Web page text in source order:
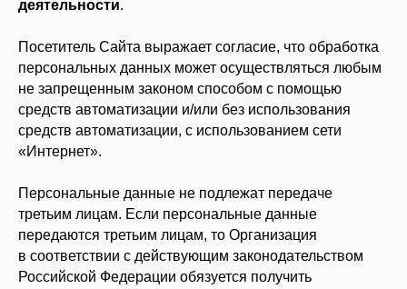
деятельности.
Посетитель Сайта выражает согласие, что обработка
персональных данных может осуществляться любым
не запрещенным законом способом с помощью
средств автоматизации и/или без использования
средств автоматизации, с использованием сети
«Интернет».
Персональные данные не подлежат передаче
третьим лицам. Если персональные данные
передаются третьим лицам, то Организация
в соответствии с действующим законодательством
Российской Федерации обязуется получить